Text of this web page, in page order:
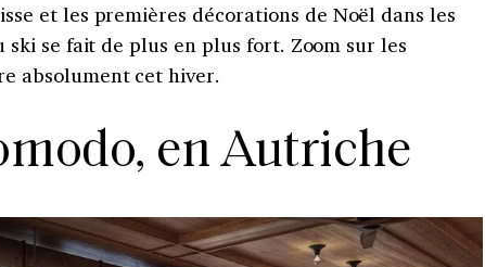
et les premières décorations de Noël dans les
ski se fait de plus en plus fort. Zoom sur les
absolument cet hiver.
en Autriche